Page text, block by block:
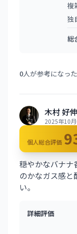
複
独
総
0人が参考になっ
木村 好伸
2025年10
個人総合評価
穏やかなバナナ
のかなガス感
い。
詳細評価